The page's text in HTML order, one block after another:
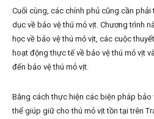
Cuối cùng, các chính phủ cũng cần
dục về bảo vệ thú mỏ vịt. Chương trình
học về bảo vệ thú mỏ vịt, các cuộc
hoạt động thực tế về bảo vệ thú mỏ vịt
đến bảo vệ thú mỏ vịt.
Bằng cách thực hiện các biện pháp bảo
thể giúp giữ cho thú mỏ vịt tồn tại trên